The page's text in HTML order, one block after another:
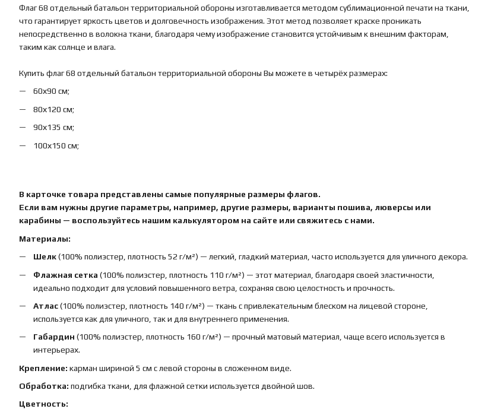
Флаг 68 отдельный батальон территориальной обороны изготавливается методом сублимационной печати на ткани,
что гарантирует яркость цветов и долговечность изображения. Этот метод позволяет краске проникать
непосредственно в волокна ткани, благодаря чему изображение становится устойчивым к внешним факторам,
таким как солнце и влага.
Купить флаг 68 отдельный батальон территориальной обороны Вы можете в четырёх размерах:
60х90 см;
80х120 см;
90х135 см;
100х150 см;
В карточке товара представлены самые популярные размеры флагов.
Если вам нужны другие параметры, например, другие размеры, варианты пошива, люверсы или
карабины — воспользуйтесь нашим калькулятором на сайте или свяжитесь с нами.
Материалы:
Шелк(100% полиэстер, плотность 52 г/м²) — легкий, гладкий материал, часто используется для уличного декора.
Флажная сетка (100% полиэстер, плотность 110 г/м²) — этот материал, благодаря своей эластичности,
идеально подходит для условий повышенного ветра, сохраняя свою целостность и прочность.
Атлас(100% полиэстер, плотность 140 г/м²) — ткань с привлекательным блеском на лицевой стороне,
используется как для уличного, так и для внутреннего применения.
Габардин (100% полиэстер, плотность 160 г/м²) — прочный матовый материал, чаще всего используется в
интерьерах.
Крепление: карман шириной 5 см с левой стороны в сложенном виде.
Обработка: подгибка ткани, для флажной сетки используется двойной шов.
Цветность: